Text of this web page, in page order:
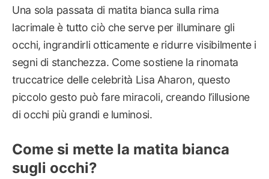
Una sola passata di matita bianca sulla rima
lacrimale è tutto ciò che serve per illuminare gli
occhi, ingrandirli otticamente e ridurre visibilmente i
segni di stanchezza. Come sostiene la rinomata
truccatrice delle celebrità Lisa Aharon, questo
piccolo gesto può fare miracoli, creando l’illusione
di occhi più grandi e luminosi.
Come si mette la matita bianca
sugli occhi?